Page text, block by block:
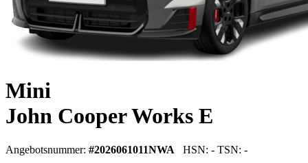
Mini
John Cooper Works E
Angebotsnummer: #2026061011NWA HSN: - TSN: -